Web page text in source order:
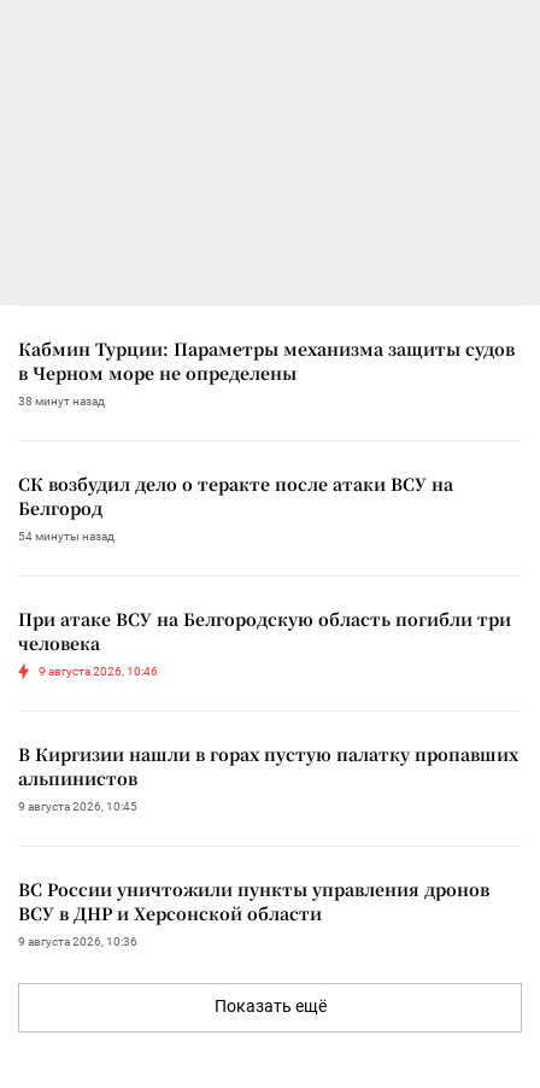
Кабмин Турции: Параметры механизма защиты судов
в Черном море не определены
38 минут назад
СК возбудил дело о теракте после атаки ВСУ на
Белгород
54 минуты назад
При атаке ВСУ на Белгородскую область погибли три
человека
9 августа 2026, 10:46
В Киргизии нашли в горах пустую палатку пропавших
альпинистов
9 августа 2026, 10:45
ВС России уничтожили пункты управления дронов
ВСУ в ДНР и Херсонской области
9 августа 2026, 10:36
Показать ещё